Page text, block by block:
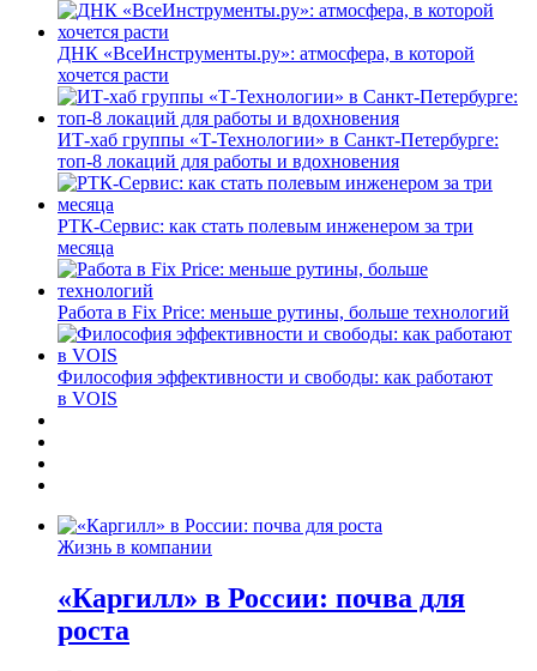
ДНК «ВсеИнструменты.ру»: атмосфера, в которой
хочется расти
ИТ-хаб группы «Т-Технологии» в Санкт-Петербурге:
топ-8 локаций для работы и вдохновения
РТК-Сервис: как стать полевым инженером за три
месяца
Работа в Fix Price: меньше рутины, больше технологий
Философия эффективности и свободы: как работают
в VOIS
Жизнь в компании
«Каргилл» в России: почва для
роста